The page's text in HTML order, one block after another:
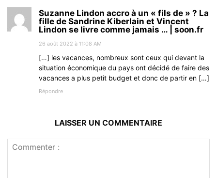
Suzanne Lindon accro à un « fils de » ? La
fille de Sandrine Kiberlain et Vincent
Lindon se livre comme jamais … | soon.fr
26 août 2022 à 11:08 AM
[…] les vacances, nombreux sont ceux qui devant la
situation économique du pays ont décidé de faire des
vacances a plus petit budget et donc de partir en […]
Répondre
LAISSER UN COMMENTAIRE